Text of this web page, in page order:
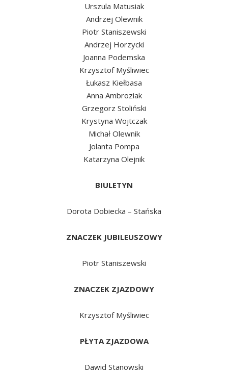
Urszula Matusiak
Andrzej Olewnik
Piotr Staniszewski
Andrzej Horzycki
Joanna Podemska
Krzysztof Myśliwiec
Łukasz Kiełbasa
Anna Ambroziak
Grzegorz Stoliński
Krystyna Wojtczak
Michał Olewnik
Jolanta Pompa
Katarzyna Olejnik
BIULETYN
Dorota Dobiecka – Stańska
ZNACZEK JUBILEUSZOWY
Piotr Staniszewski
ZNACZEK ZJAZDOWY
Krzysztof Myśliwiec
PŁYTA ZJAZDOWA
Dawid Stanowski